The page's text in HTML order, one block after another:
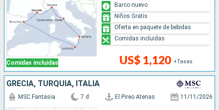
Comidas incluidas US$ 1,120 +Tasas
Barco nuevo
Niños Gratis
Oferta en paquete de bebidas
Comidas incluidas
GRECIA, TURQUÍA, ITALIA
MSC Fantasia 7 d El Pireo Atenas 11/11/2026